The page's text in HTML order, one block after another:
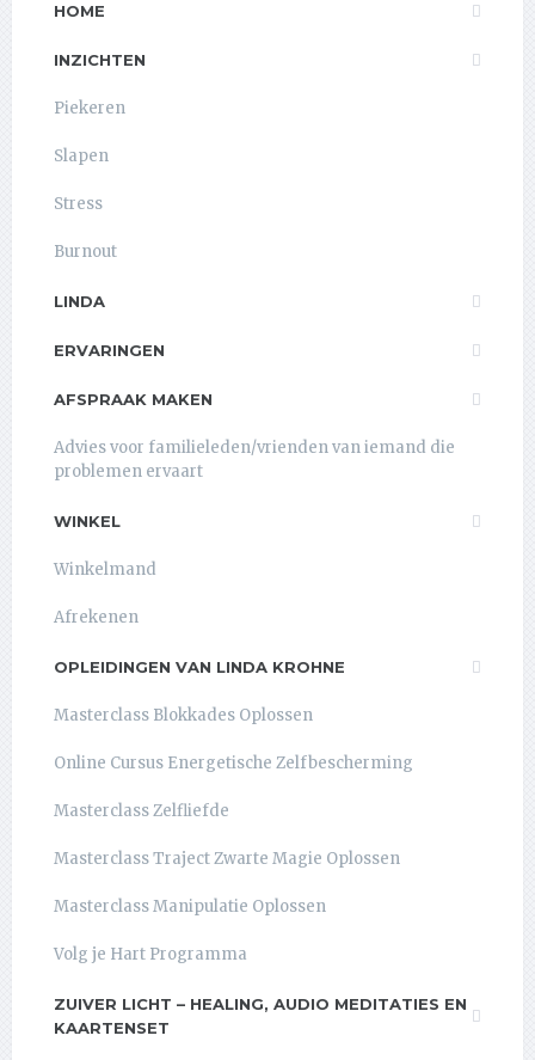
HOME
INZICHTEN
Piekeren
Slapen
Stress
Burnout
LINDA
ERVARINGEN
AFSPRAAK MAKEN
Advies voor familieleden/vrienden van iemand die
problemen ervaart
WINKEL
Winkelmand
Afrekenen
OPLEIDINGEN VAN LINDA KROHNE
Masterclass Blokkades Oplossen
Online Cursus Energetische Zelfbescherming
Masterclass Zelfliefde
Masterclass Traject Zwarte Magie Oplossen
Masterclass Manipulatie Oplossen
Volg je Hart Programma
ZUIVER LICHT – HEALING, AUDIO MEDITATIES EN
KAARTENSET